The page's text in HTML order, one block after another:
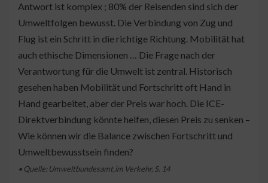
Antwort ist komplex ; 80% der Reisenden sind sich der
Umweltfolgen bewusst. Die Verbindung von Zug und
Flug ist ein Schritt in die richtige Richtung. Mobilität hat
auch ethische Dimensionen … Die Frage nach der
Verantwortung für die Umwelt ist zentral. Historisch
gesehen haben Mobilität und Fortschritt oft Hand in
Hand gearbeitet, aber der Preis war hoch. Die ICE-
Direktverbindung könnte helfen, diesen Preis zu senken –
Wie können wir die Balance zwischen Fortschritt und
Umweltbewusstsein finden?
• Quelle: Umweltbundesamt,im Verkehr, S. 14